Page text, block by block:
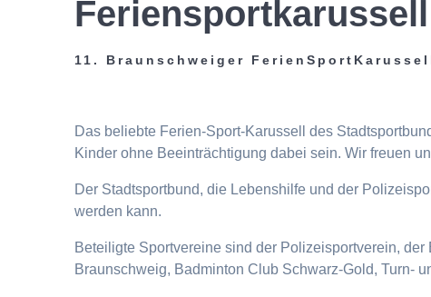
Feriensportkarussell
11. Braunschweiger
Das beliebte Ferien-Sport-Karussell des
Kinder ohne Beeinträchtigung dabei sein. Wir freuen
Der Stadtsportbund, die Lebenshilfe und der
werden kann.
Beteiligte Sportvereine sind der Polizeisportverein,
Braunschweig, Badminton Club Schwarz-Gold, Turn-